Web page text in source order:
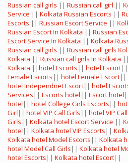
Russian call girls || Russian call girl ||
Service || Kolkata Russian Escorts ||
Escorts || Russian Escort Service ||
Russian Escort In Kolkata || Russian
Escort Service In Kolkata || Kolkata
Russian call girls || Russian call girls
Kolkata || Russian call girls In Kolkata ||
Kolkata ||hotel Escorts || hotel Escort||
Female Escorts || hotel Female Escort||
hotel Independnet Escort|| hotel
Services || Escorts hotel || Escort hotel
hotel || hotel College Girls Escorts ||
Girl || hotel VIP Call Girls || hotel VIP
Girls || Kolkata hotel Escort Service ||
hotel || Kolkata hotel VIP Escorts ||
Kolkata hotel Model Escorts || Kolkata
hotel Model Call Girls || Kolkata hotel
hotel Escorts || Kolkata hotel Escort||